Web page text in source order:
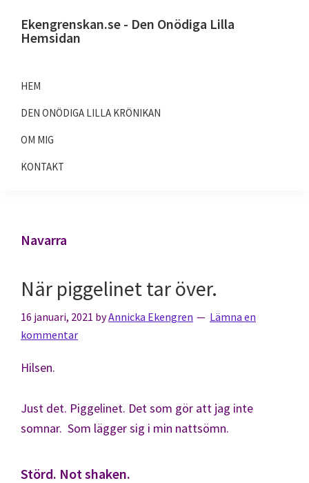
Ekengrenskan.se - Den Onödiga Lilla
Hemsidan
på
gång
HEM
DEN ONÖDIGA LILLA KRÖNIKAN
OM MIG
KONTAKT
Navarra
När piggelinet tar över.
16 januari, 2021 byAnnicka Ekengren
Lämna en
kommentar
Hilsen.
Just det. Piggelinet. Det som gör att jag inte
somnar. Som lägger sig i min nattsömn.
Störd. Not shaken.